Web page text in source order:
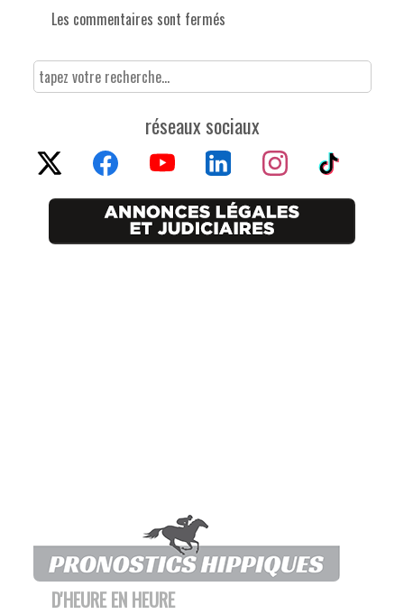
Les commentaires sont fermés
réseaux sociaux
D'HEURE EN HEURE